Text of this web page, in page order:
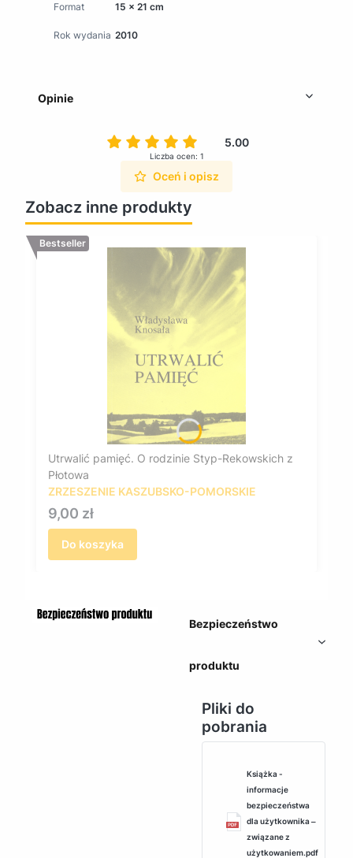
Format 15 x 21 cm
Rok wydania 2010
Opinie
5.00
Liczba ocen: 1
Oceń i opisz
Zobacz inne produkty
Bestseller
Utrwalić pamięć. O rodzinie Styp-Rekowskich z
Płotowa
ZRZESZENIE KASZUBSKO-POMORSKIE
Cena
9,00 zł
Do koszyka
Bezpieczeństwo
produktu
Pliki do
pobrania
Książka -
informacje
bezpieczeństwa
dla użytkownika ‒
związane z
użytkowaniem.pdf